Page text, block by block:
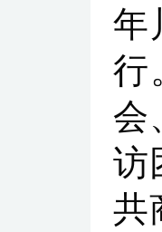
年
行
会
访
共